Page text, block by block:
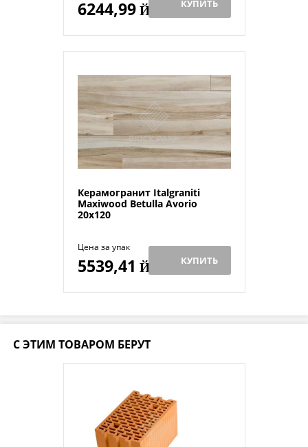
6244,99Й КУПИТЬ
Керамогранит Italgraniti
Maxiwood Betulla Avorio
20x120
Цена за упак
5539,41 Й КУПИТЬ
С ЭТИМ ТОВАРОМ БЕРУТ